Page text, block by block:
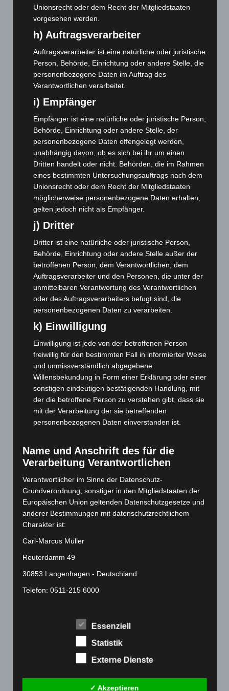
November 2024(94)
Oktober 2024(93)
September 2024(112)
August 2024(107)
(89)
Juni 2024(107)
Mai 2024(149)
April 2024(102)
März 2024(103)
Februar 2024(103)
Januar 2024 (111)
Dezember 2023(130)
November 2023
(130)
Oktober 2023(114)
September 2023(133)
August 2023(134)
Juli 2023(118)
Juni 2023(142)
Mai 2023(139)
April 2023(155)
März 2023(174)
Februar 2023(154)
Januar 2023(140)
Dezember 2022
(130)
November 2022(167)
Oktober 2022(166)
September 2022(205)
August 2022(166)
Juni 2022(167)
Mai 2022 (177)
April 2022(198)
März 2022(221)
Februar 2022(189)
Dezember 2021(204)
November 2021(215)
Oktober 2021(171)
September 2021(180)
Unionsrecht oder dem Recht der Mitgliedstaaten
vorgesehen werden.
h) Auftragsverarbeiter
Auftragsverarbeiter ist eine natürliche oder juristische
Person, Behörde, Einrichtung oder andere Stelle, die
personenbezogene Daten im Auftrag des
Verantwortlichen verarbeitet.
i) Empfänger
Empfänger ist eine natürliche oder juristische Person,
Behörde, Einrichtung oder andere Stelle, der
personenbezogene Daten offengelegt werden,
unabhängig davon, ob es sich bei ihr um einen
Dritten handelt oder nicht. Behörden, die im Rahmen
eines bestimmten Untersuchungsauftrags nach dem
Unionsrecht oder dem Recht der Mitgliedstaaten
möglicherweise personenbezogene Daten erhalten,
gelten jedoch nicht als Empfänger.
j) Dritter
Dritter ist eine natürliche oder juristische Person,
Behörde, Einrichtung oder andere Stelle außer der
betroffenen Person, dem Verantwortlichen, dem
Auftragsverarbeiter und den Personen, die unter der
unmittelbaren Verantwortung des Verantwortlichen
oder des Auftragsverarbeiters befugt sind, die
personenbezogenen Daten zu verarbeiten.
k) Einwilligung
Einwilligung ist jede von der betroffenen Person
freiwillig für den bestimmten Fall in informierter Weise
und unmissverständlich abgegebene
Willensbekundung in Form einer Erklärung oder einer
sonstigen eindeutigen bestätigenden Handlung, mit
der die betroffene Person zu verstehen gibt, dass sie
mit der Verarbeitung der sie betreffenden
personenbezogenen Daten einverstanden ist.
Name und Anschrift des für die
Verarbeitung Verantwortlichen
Verantwortlicher im Sinne der Datenschutz-
Grundverordnung, sonstiger in den Mitgliedstaaten der
Europäischen Union geltenden Datenschutzgesetze und
anderer Bestimmungen mit datenschutzrechtlichem
Charakter ist:
Carl-Marcus Müller
Reuterdamm 49
30853 Langenhagen - Deutschland
Telefon: 0511-215 6000
Textdateien, welche über einen Internetbrowser auf
einem Computersystem abgelegt und gespeichert
Essenziell
Statistik
Externe Dienste
✓ Akzeptieren